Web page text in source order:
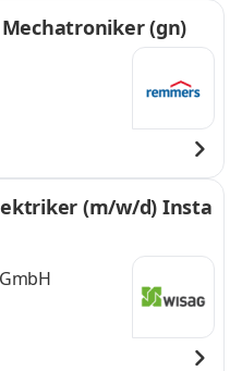
(gn)
(m/w/d) Insta